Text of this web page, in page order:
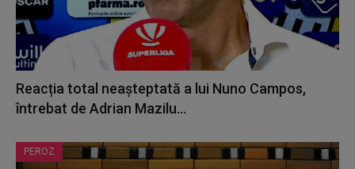
Reacția total neașteptată a lui Nuno Campos,
întrebat de Adrian Mazilu...
PEROZ